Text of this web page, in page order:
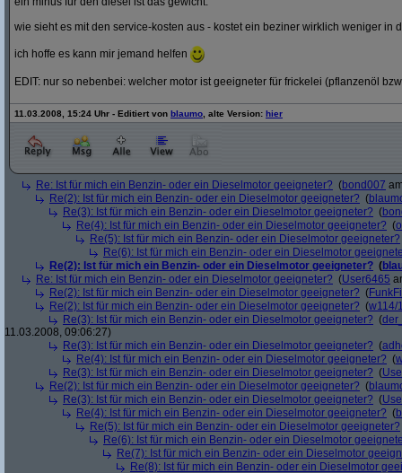
wie sieht es mit den service-kosten aus - kostet ein beziner wirklich weniger in
ich hoffe es kann mir jemand helfen
EDIT: nur so nebenbei: welcher motor ist geeigneter für frickelei (pflanzenöl
11.03.2008, 15:24 Uhr - Editiert von blaumo , alte Version: hier
Re: Ist für mich ein Benzin- oder ein Dieselmotor geeigneter? (bond007
Re(2): Ist für mich ein Benzin- oder ein Dieselmotor geeigneter? (
Re(3): Ist für mich ein Benzin- oder ein Dieselmotor geeigneter? (
Re(4): Ist für mich ein Benzin- oder ein Dieselmotor geeigneter? (
Re(5): Ist für mich ein Benzin- oder ein Dieselmotor geeigneter?
Re(6): Ist für mich ein Benzin- oder ein Dieselmotor
Re(2): Ist für mich ein Benzin- oder ein Dieselmotor geeigneter? (
Re: Ist für mich ein Benzin- oder ein Dieselmotor geeigneter? (User6465
Re(2): Ist für mich ein Benzin- oder ein Dieselmotor geeigneter? (
Re(2): Ist für mich ein Benzin- oder ein Dieselmotor geeigneter? (w114/
Re(3): Ist für mich ein Benzin- oder ein Dieselmotor geeigneter? (
11.03.2008, 09:06:27)
Re(3): Ist für mich ein Benzin- oder ein Dieselmotor geeigneter? (
Re(4): Ist für mich ein Benzin- oder ein Dieselmotor geeigneter? (
Re(3): Ist für mich ein Benzin- oder ein Dieselmotor geeigneter? (
Re(2): Ist für mich ein Benzin- oder ein Dieselmotor geeigneter? (
Re(3): Ist für mich ein Benzin- oder ein Dieselmotor geeigneter? (
Re(4): Ist für mich ein Benzin- oder ein Dieselmotor geeigneter? (
Re(5): Ist für mich ein Benzin- oder ein Dieselmotor geeigneter?
Re(6): Ist für mich ein Benzin- oder ein Dieselmotor
Re(7): Ist für mich ein Benzin- oder ein Dieselmotor
Re(8): Ist für mich ein Benzin- oder ein Dieselmotor